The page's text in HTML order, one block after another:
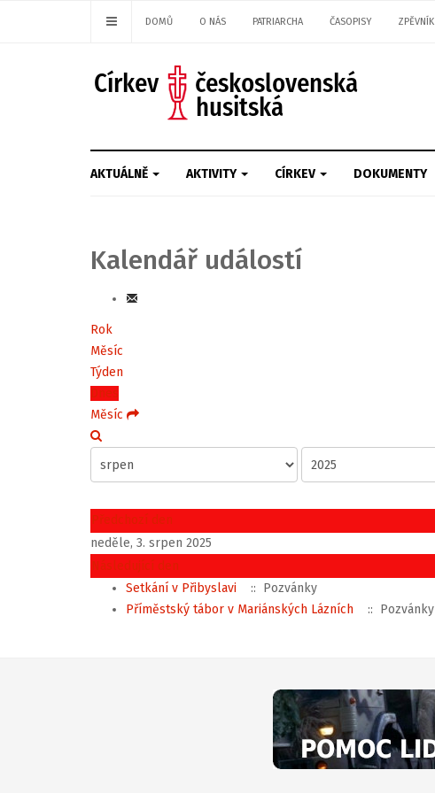
DOMŮ O NÁS PATRIARCHA ČASOPISY ZPĚVNÍK
AKTUÁLNĚ AKTIVITY CÍRKEV DOKUMENTY
Kalendář událostí
Rok
Měsíc
Týden
Dnes
Měsíc
Předchozí den
neděle, 3. srpen 2025
Následující den
Setkání v Přibyslavi
:: Pozvánky
Příměstský tábor v Mariánských Lázních
:: Pozvánky